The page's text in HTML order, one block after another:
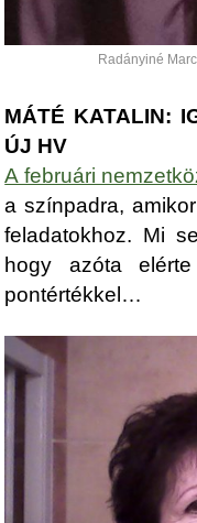
Radányiné
MÁTÉ KATALIN:
ÚJ HV
A februári
a színpadra,
feladatokhoz. Mi
hogy azóta
pontértékkel…